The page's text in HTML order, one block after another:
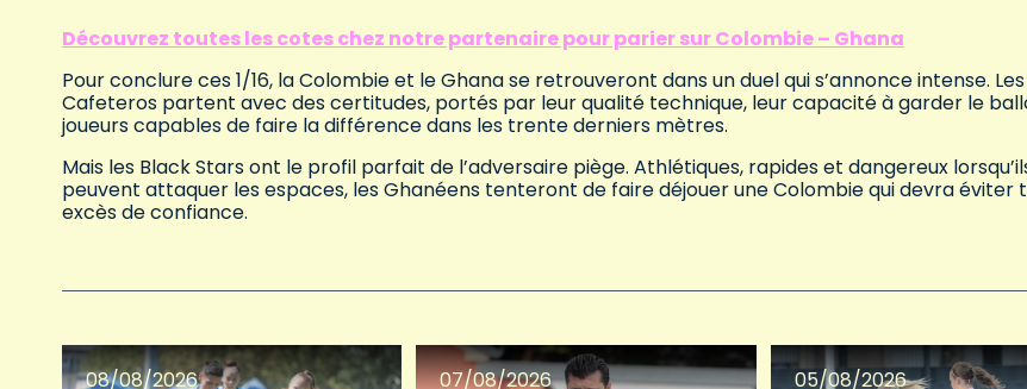
Découvrez toutes les cotes chez notre partenaire pour parier sur Colombie – Ghana
Pour conclure ces 1/16, la Colombie et le Ghana se retrouveront dans un duel qui s’annonce intense. Les
Cafeteros partent avec des certitudes, portés par leur qualité technique, leur capacité à garder le
joueurs capables de faire la différence dans les trente derniers mètres.
Mais les Black Stars ont le profil parfait de l’adversaire piège. Athlétiques, rapides et dangereux
peuvent attaquer les espaces, les Ghanéens tenteront de faire déjouer une Colombie qui devra éviter
excès de confiance.
08/08/2026
07/08/2026
05/08/2026